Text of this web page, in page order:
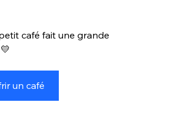
café fait une grande
un café